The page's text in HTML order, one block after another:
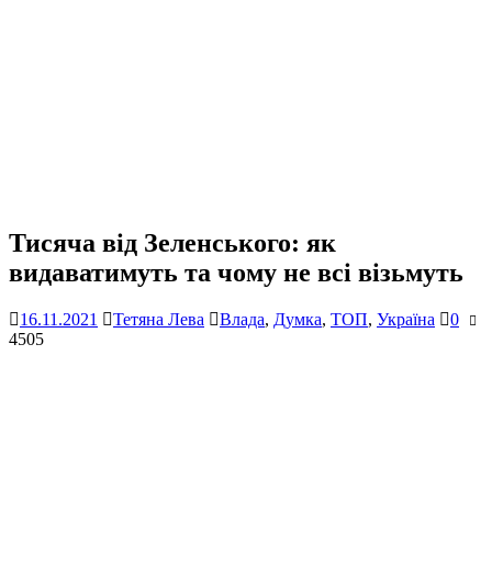
Тисяча від Зеленського: як
видаватимуть та чому не всі візьмуть
16.11.2021 Тетяна Лева Влада, Думка, ТОП, Україна
0
4505